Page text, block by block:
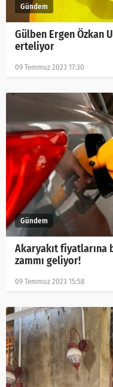
Gülben Ergen Özkan
erteliyor
09 Temmuz 2023 17:30
Akaryakıt fiyatlarına
zammı geliyor!
09 Temmuz 2023 15:58